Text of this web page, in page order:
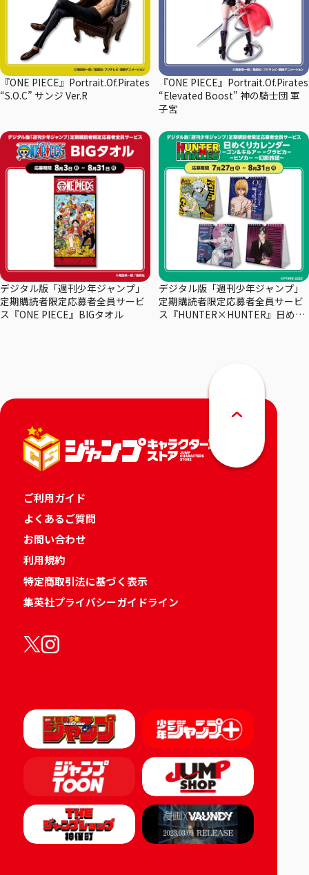
『ONE PIECE』Portrait.Of.Pirates
“S.O.C” サンジ Ver.R
『ONE PIECE』Portrait.Of.Pirates
“Elevated Boost” 神の騎士団 軍
子宮
デジタル版「週刊少年ジャンプ」
定期購読者限定応募者全員サービ
ス『ONE PIECE』BIGタオル
デジタル版「週刊少年ジャンプ」
定期購読者限定応募者全員サービ
ス『HUNTER×HUNTER』日めく
ご利用ガイド
よくあるご質問
お問い合わせ
利用規約
特定商取引法に基づく表示
集英社プライバシーガイドライン